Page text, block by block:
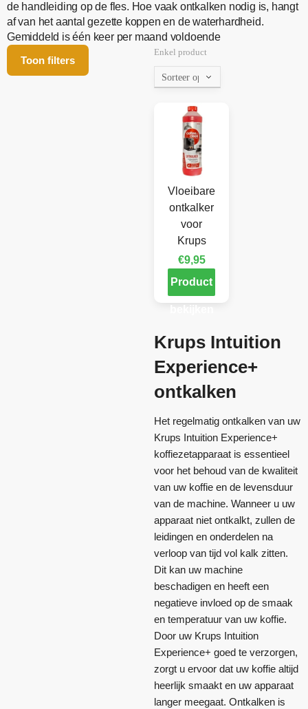
de handleiding op de fles. Hoe vaak ontkalken nodig is, hangt
af van het aantal gezette koppen en de waterhardheid.
Gemiddeld is één keer per maand voldoende
Toon filters
Enkel product
Vloeibare
ontkalker
voor
Krups
€9,95
Product
Krups Intuition
Experience+
ontkalken
Het regelmatig ontkalken van uw
Krups Intuition Experience+
koffiezetapparaat is essentieel
voor het behoud van de kwaliteit
van uw koffie en de levensduur
van de machine. Wanneer u uw
apparaat niet ontkalkt, zullen de
leidingen en onderdelen na
verloop van tijd vol kalk zitten.
Dit kan uw machine
beschadigen en heeft een
negatieve invloed op de smaak
en temperatuur van uw koffie.
Door uw Krups Intuition
Experience+ goed te verzorgen,
zorgt u ervoor dat uw koffie altijd
heerlijk smaakt en uw apparaat
langer meegaat. Ontkalken is